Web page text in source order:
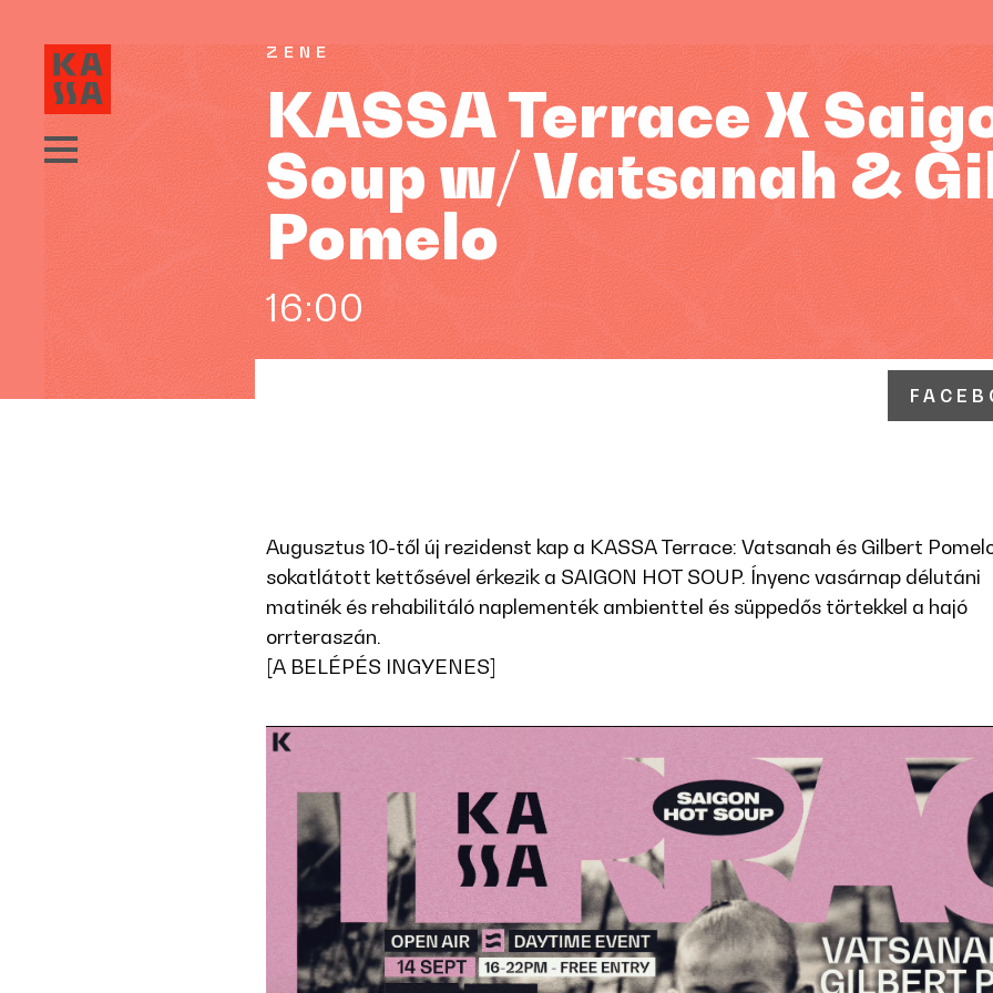
ZENE
KASSA Terrace X
Soup w/ Vatsanah &
Pomelo
16:00
Augusztus 10-től új rezidenst kap a KASSA Terrace: Vatsanah és Gilbert
sokatlátott kettősével érkezik a SAIGON HOT SOUP. Ínyenc vasárnap délutáni
matinék és rehabilitáló naplementék ambienttel és süppedős törtekkel a hajó
orrteraszán.
[A BELÉPÉS INGYENES]